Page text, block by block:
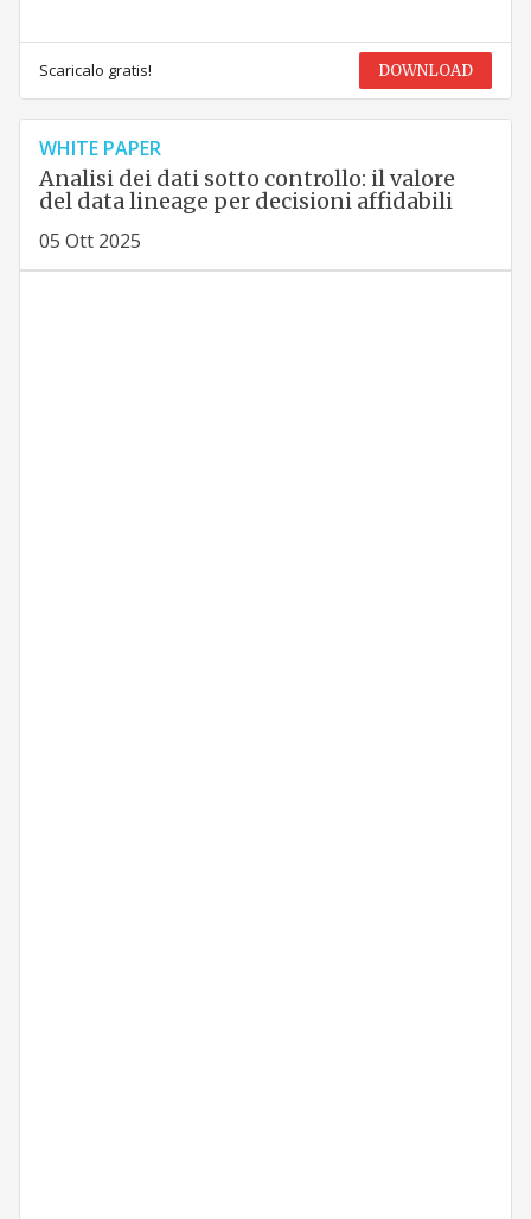
Scaricalo gratis! DOWNLOAD
WHITE PAPER
Analisi dei dati sotto controllo: il valore
del data lineage per decisioni affidabili
05 Ott 2025